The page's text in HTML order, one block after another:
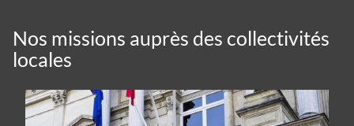
Nos missions auprès des collectivités
locales